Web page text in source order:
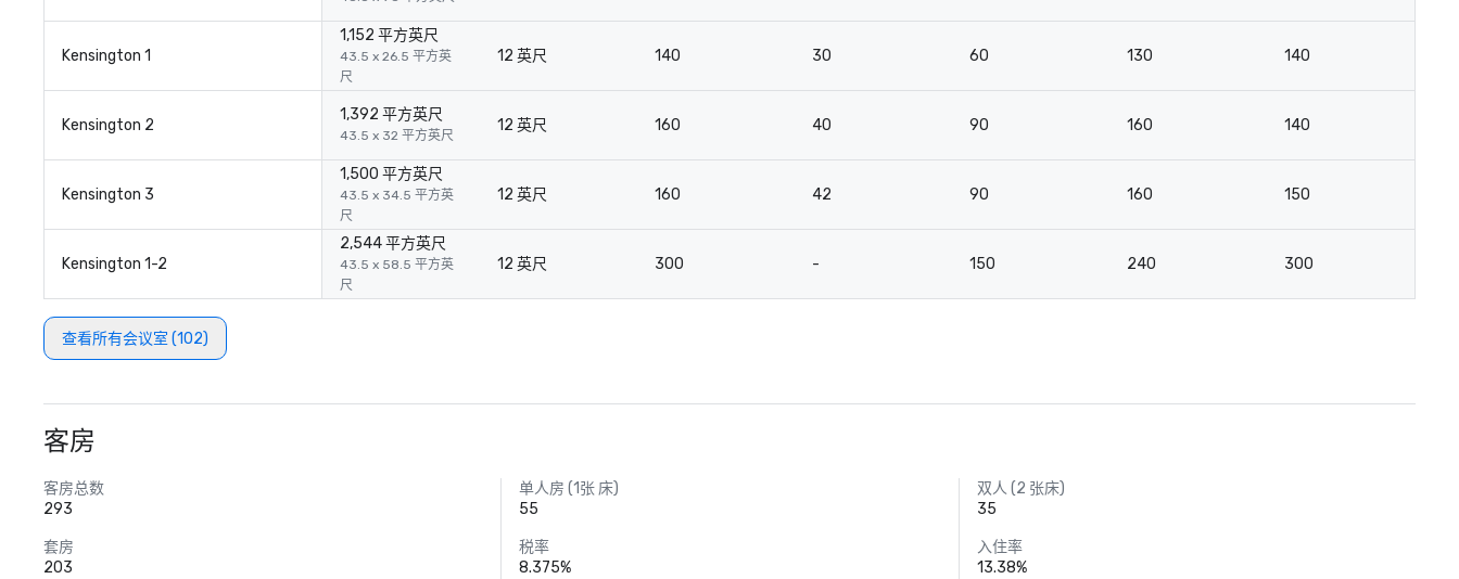
Kensington 1
1,152 平方英尺
43.5 x 26.5 平方英
尺
12 英尺 140 30 60 130 140
Kensington 2
1,392 平方英尺
43.5 x 32 平方英尺
12 英尺 160 40 90 160 140
Kensington 3
1,500 平方英尺
43.5 x 34.5 平方英
尺
12 英尺 160 42 90 160 150
Kensington 1-2
2,544 平方英尺
43.5 x 58.5 平方英
尺
12 英尺 300 - 150 240 300
查看所有会议室 (102)
客房
客房总数
293
单人房 (1张 床)
55
双人 (2 张床)
35
套房
203
税率
8.375%
入住率
13.38%